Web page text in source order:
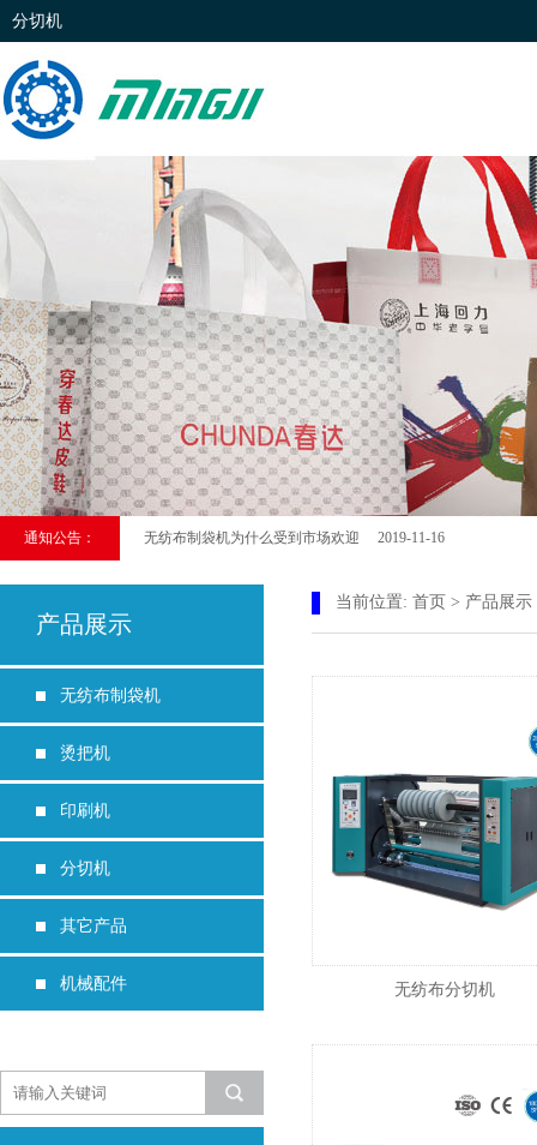
分切机
通知公告：
上海购买全自动无纺布横切烫把制袋一体机【无纺布制袋机
无纺布制袋机为什么受到市场欢迎 2019-11-16
如何 购买全自动无纺布横切烫把制袋一体机（无纺布制袋机
选购无纺布制袋机，应该如何查看无纺布制袋机品质​ 2019-
生产无纺布袋的机械如何选择制袋机 2019-07-06
无纺布制袋机故障，去哪里维修 2019-01-25
产品展示
无纺布制袋机
烫把机
印刷机
分切机
其它产品
机械配件
当前位置: 首页 > 产品展示
无纺布分切机